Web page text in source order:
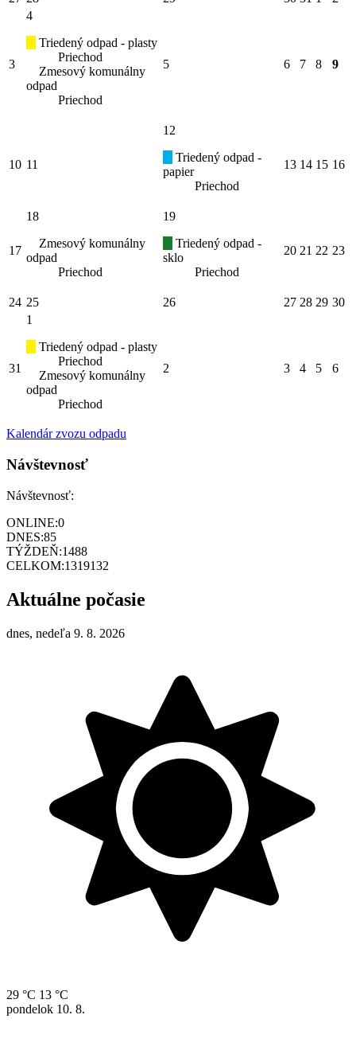
3
4
Triedený odpad - plasty
Priechod
Zmesový komunálny
odpad
Priechod
5 6 7 8 9
10 11
12
Triedený odpad -
papier
Priechod
13 14 15 16
17
18
Zmesový komunálny
odpad
Priechod
19
Triedený odpad -
sklo
Priechod
20 21 22 23
24 25 26 27 28 29 30
31
1
Triedený odpad - plasty
Priechod
Zmesový komunálny
odpad
Priechod
2 3 4 5 6
Kalendár zvozu odpadu
Návštevnosť
Návštevnosť:
ONLINE:0
DNES:85
TÝŽDEŇ:1488
CELKOM:1319132
Aktuálne počasie
dnes, nedeľa 9. 8. 2026
29 °C 13 °C
pondelok 10. 8.